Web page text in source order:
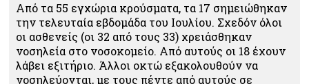
Από τα 55 εγχώρια κρούσματα, τα 17 σημειώθηκαν
την τελευταία εβδομάδα του Ιουλίου. Σχεδόν όλοι
οι ασθενείς (οι 32 από τους 33) χρειάσθηκαν
νοσηλεία στο νοσοκομείο. Από αυτούς οι 18 έχουν
λάβει εξιτήριο. Άλλοι οκτώ εξακολουθούν να
νοσηλεύονται, με τους πέντε από αυτούς σε